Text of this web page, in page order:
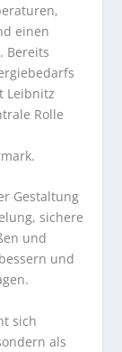
einen
Bereits
Leibnitz
Rolle
Gestaltung
sichere
und
und
sich
als